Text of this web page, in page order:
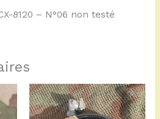
8120 – N°06 non testé